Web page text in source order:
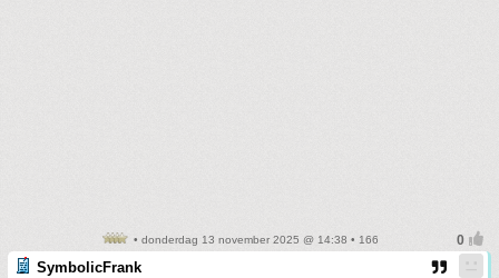
• donderdag 13 november 2025 @ 14:38 • 166
SymbolicFrank